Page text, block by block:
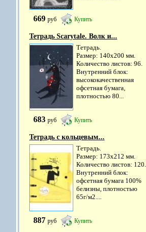
669 руб Купить
Тетрадь Scarytale. Волк и...
Тетрадь.
Размер: 140х200 мм.
Количество листов: 96.
Внутренний блок:
высококачественная
офсетная бумага,
плотностью 80...
683 руб Купить
Тетрадь с кольцевым...
Тетрадь.
Размер: 173х212 мм.
Количество листов: 120.
Внутренний блок:
офсетная бумага 100%
белизны, плотностью
65г/м2....
887 руб Купить